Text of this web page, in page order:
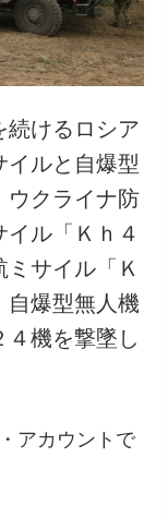
ビス
トバンク
続けるロシア
イルと自爆型
ウクライナ防
ル「Ｋｈ４
サイル「Ｋ
自爆型無人機
４機を撃墜し
アカウントで